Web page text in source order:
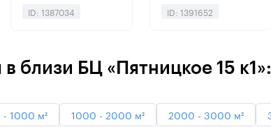
ID: 1387034 ID: 1391652
близи БЦ «Пятницкое 15 к1»:
1000 м² 1000 - 2000 м² 2000 - 3000 м²